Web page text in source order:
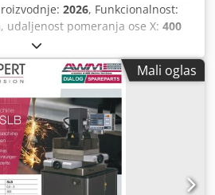
2026, Funkcionalnost:
, udaljenost pomeranja ose X: 400
, Na prodaju je mašina za bušenje
S 43-3 Karakteristike - visoka
elektroda Veličina stola
mm Cedpoir Eadofx Amgoha
x 350 mm Motorno grubo
Maksimalna visina obratka: 245
200 kg Podešavanje
Prečnik elektrode: 0,3 – 10 mm
1030 x 800 x 2100 mm Neto
Mali oglas